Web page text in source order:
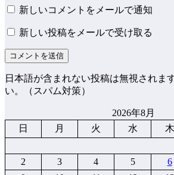
新しいコメントをメールで通知
新しい投稿をメールで受け取る
日本語が含まれない投稿は無視されま
い。（スパム対策）
2026年8月
日
月 火 水 木
2
3 4 5 6